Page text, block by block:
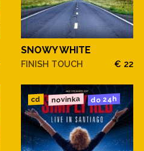
SNOWY WHITE
FINISH TOUCH € 22
cd novinka do 24h